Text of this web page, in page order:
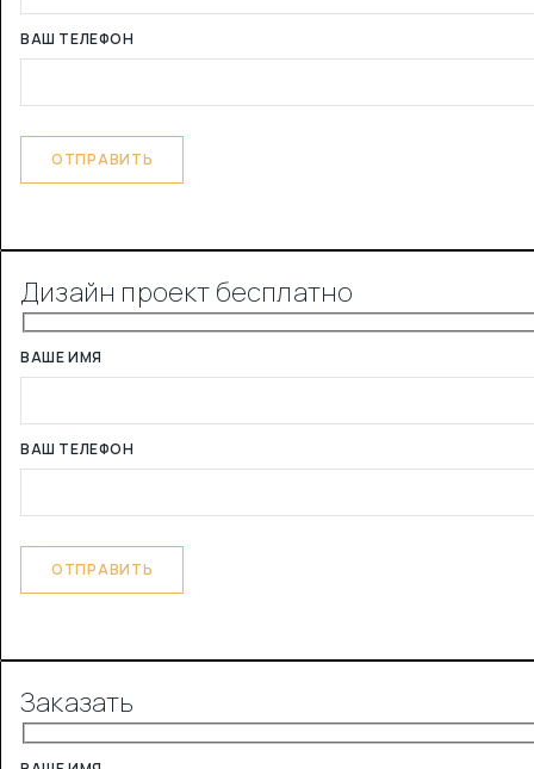
ВАШ ТЕЛЕФОН
Дизайн проект бесплатно
ВАШЕ ИМЯ
ВАШ ТЕЛЕФОН
Заказать